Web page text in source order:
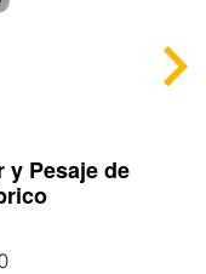
y Pesaje de